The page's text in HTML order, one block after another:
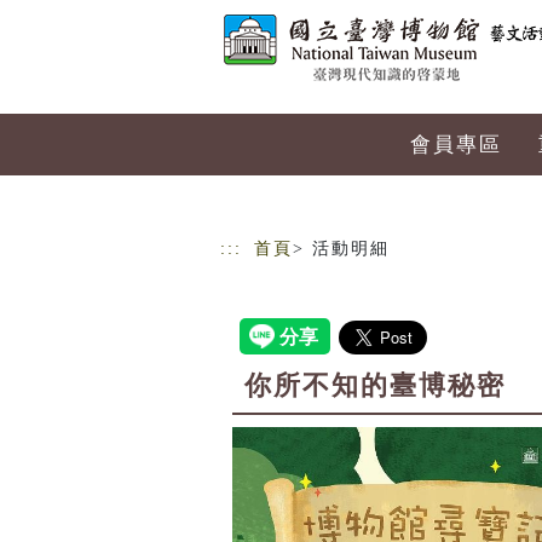
會員專區
::: 首頁 > 活動明細
你所不知的臺博秘密